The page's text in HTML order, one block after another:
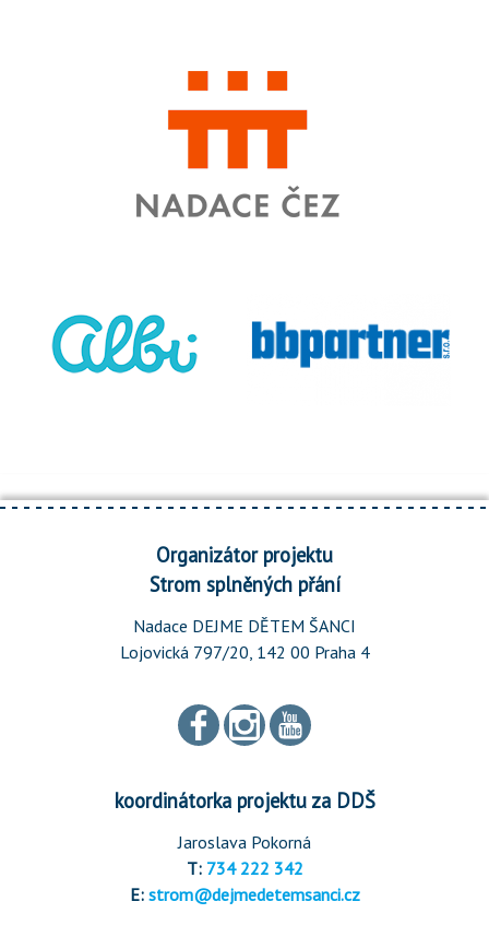
Organizátor projektu
Strom splněných přání
Nadace DEJME DĚTEM ŠANCI
Lojovická 797/20, 142 00 Praha 4
koordinátorka projektu za DDŠ
Jaroslava Pokorná
T: 734 222 342
E: strom@dejmedetemsanci.cz